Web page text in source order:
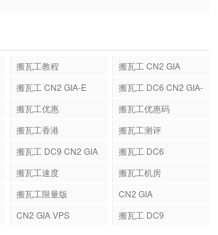
搬瓦工教程
搬瓦工 CN2 GIA
搬瓦工 CN2 GIA-E
搬瓦工 DC6 CN2 GIA-
搬瓦工优惠
搬瓦工优惠码
搬瓦工香港
搬瓦工测评
搬瓦工 DC9 CN2 GIA
搬瓦工 DC6
搬瓦工速度
搬瓦工机房
搬瓦工限量版
CN2 GIA
CN2 GIA VPS 搬瓦工 DC9